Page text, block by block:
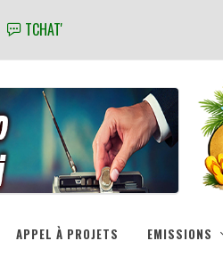
TCHAT'
APPEL À PROJETS EMISSIONS